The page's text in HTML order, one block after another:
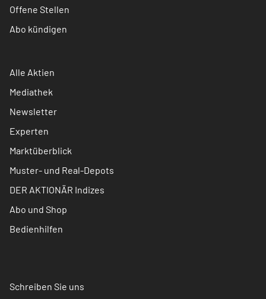
Offene Stellen
Abo kündigen
Alle Aktien
Mediathek
Newsletter
Experten
Marktüberblick
Muster- und Real-Depots
DER AKTIONÄR Indizes
Abo und Shop
Bedienhilfen
Schreiben Sie uns